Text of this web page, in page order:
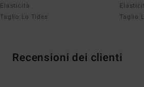
Elasticità
Taglio Lo Tides
Taglio
Recensioni dei clienti